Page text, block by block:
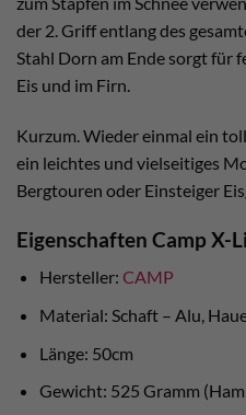
der 2. Griff entlang des
Stahl Dorn am Ende sorgt für
Eis und im Firn.
Kurzum. Wieder einmal ein
ein leichtes und vielseitiges
Bergtouren oder Einsteiger
Eigenschaften Camp X-
Hersteller: CAMP
Material: Schaft – Alu,
Länge: 50cm
Gewicht: 525 Gramm